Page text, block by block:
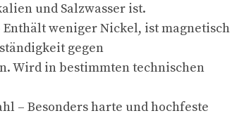
und Salzwasser ist.
weniger Nickel, ist magnetisch
gegen
Wird in bestimmten technischen
– Besonders harte und hochfeste